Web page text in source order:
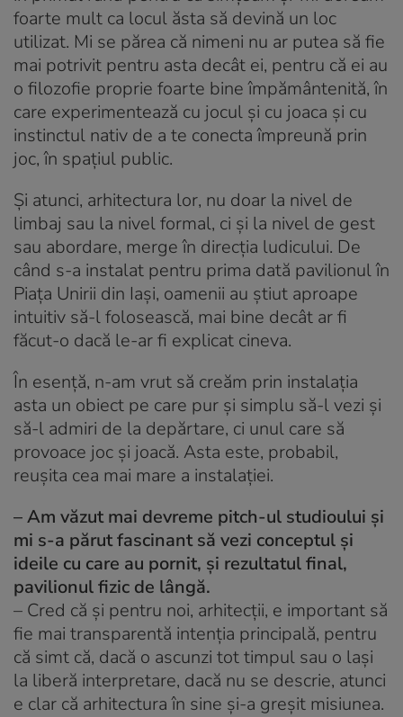
foarte mult ca locul ăsta să devină un loc
utilizat. Mi se părea că nimeni nu ar putea să fie
mai potrivit pentru asta decât ei, pentru că ei au
o filozofie proprie foarte bine împământenită, în
care experimentează cu jocul și cu joaca și cu
instinctul nativ de a te conecta împreună prin
joc, în spațiul public.
Și atunci, arhitectura lor, nu doar la nivel de
limbaj sau la nivel formal, ci și la nivel de gest
sau abordare, merge în direcția ludicului. De
când s-a instalat pentru prima dată pavilionul în
Piața Unirii din Iași, oamenii au știut aproape
intuitiv să-l folosească, mai bine decât ar fi
făcut-o dacă le-ar fi explicat cineva.
În esență, n-am vrut să creăm prin instalația
asta un obiect pe care pur și simplu să-l vezi și
să-l admiri de la depărtare, ci unul care să
provoace joc și joacă. Asta este, probabil,
reușita cea mai mare a instalației.
– Am văzut mai devreme pitch-ul studioului și
mi s-a părut fascinant să vezi conceptul și
ideile cu care au pornit, și rezultatul final,
pavilionul fizic de lângă.
– Cred că și pentru noi, arhitecții, e important să
fie mai transparentă intenția principală, pentru
că simt că, dacă o ascunzi tot timpul sau o lași
la liberă interpretare, dacă nu se descrie, atunci
e clar că arhitectura în sine și-a greșit misiunea.